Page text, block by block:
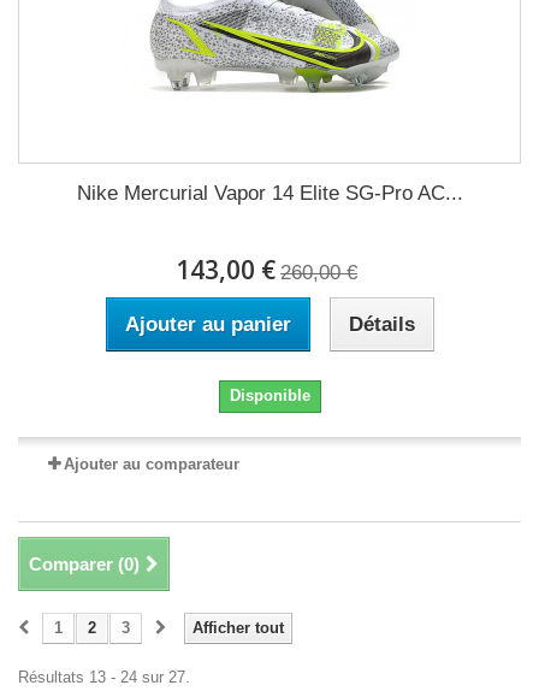
Nike Mercurial Vapor 14 Elite SG-Pro AC...
143,00 € 260,00 €
Ajouter au panier Détails
Disponible
Ajouter au comparateur
Comparer (0)
Afficher tout
1 2 3
Résultats 13 - 24 sur 27.